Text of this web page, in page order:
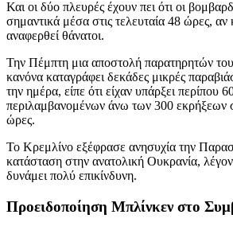
Και οι δύο πλευρές έχουν πει ότι οι
σημαντικά μέσα στις τελευταία 48 ώρες,
αναφερθεί θάνατοι.
Την Πέμπτη μια αποστολή παρατηρητών
κανόνα καταγράφει δεκάδες μικρές
την ημέρα, είπε ότι είχαν υπάρξει περίπου
περιλαμβανομένων άνω των 300 εκρήξεων
ώρες.
Το Κρεμλίνο εξέφρασε ανησυχία την
κατάσταση στην ανατολική Ουκρανία,
δυνάμει πολύ επικίνδυνη.
Προειδοποίηση Μπλίνκεν στο